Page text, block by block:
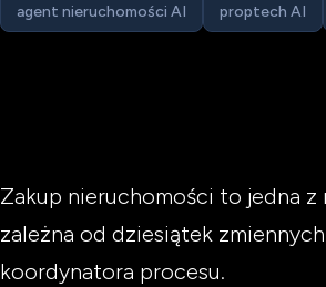
agent nieruchomości AI proptech AI
Zakup nieruchomości to jedna
zależna od dziesiątek
koordynatora procesu.